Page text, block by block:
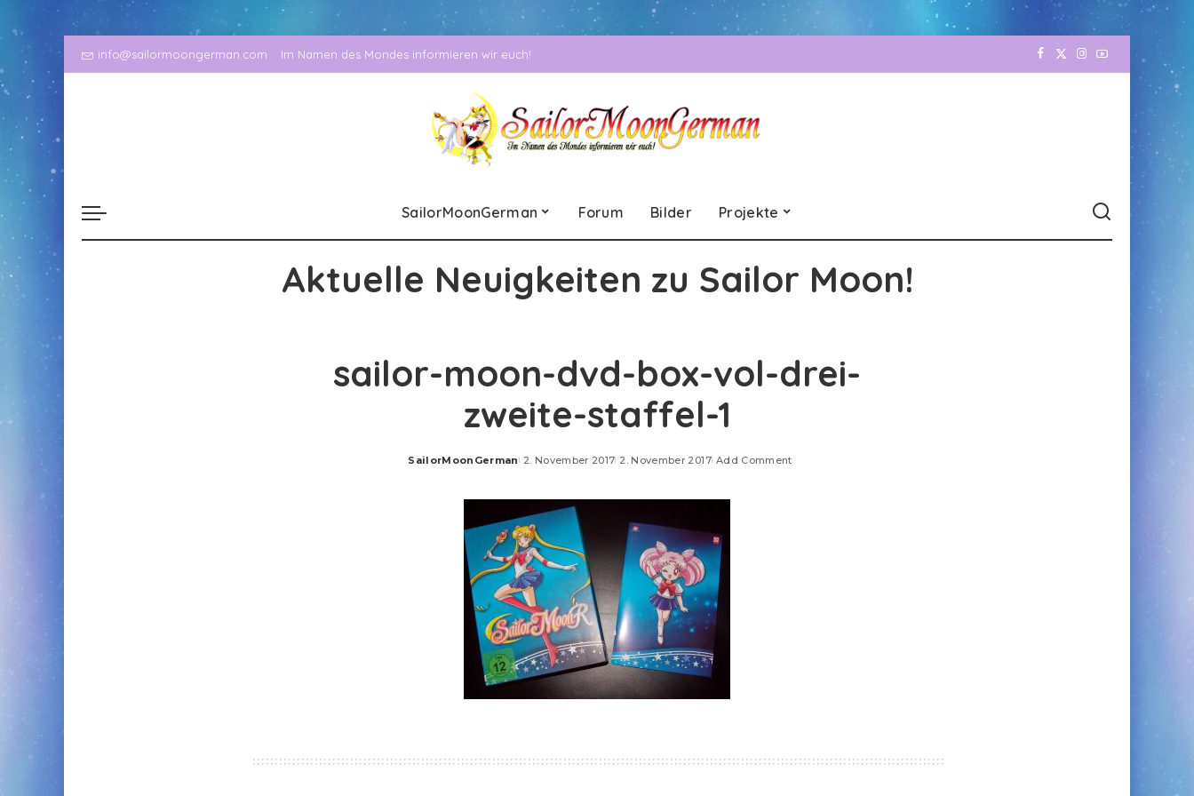
info@sailormoongerman.com Im Namen des Mondes informieren wir euch!
SailorMoonGerman Forum Bilder Projekte
Aktuelle Neuigkeiten zu Sailor Moon!
sailor-moon-dvd-box-vol-drei-
zweite-staffel-1
Posted
SailorMoonGerman 2. November 2017 2. November 2017 Add Comment